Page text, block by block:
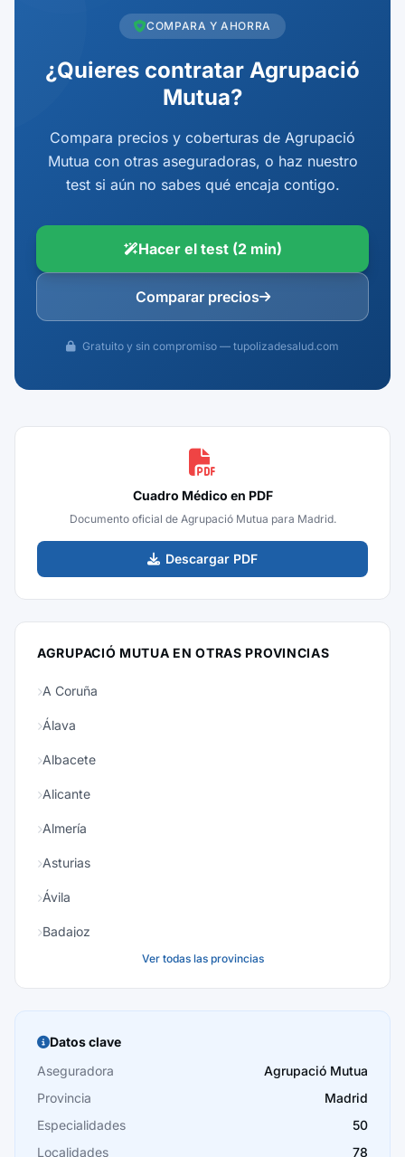
COMPARA Y AHORRA
¿Quieres contratar Agrupació
Mutua?
Compara precios y coberturas de Agrupació
Mutua con otras aseguradoras, o haz nuestro
test si aún no sabes qué encaja contigo.
Hacer el test (2 min)
Comparar precios
Gratuito y sin compromiso — tupolizadesalud.com
Cuadro Médico en PDF
Documento oficial de Agrupació Mutua para Madrid.
Descargar PDF
AGRUPACIÓ MUTUA EN OTRAS PROVINCIAS
A Coruña
Álava
Albacete
Alicante
Almería
Asturias
Ávila
Badajoz
Burgos
Cáceres
Cádiz
Cantabria
Ver todas las provincias
Datos clave
Aseguradora
Agrupació Mutua
Provincia
Madrid
Especialidades
50
Localidades
78